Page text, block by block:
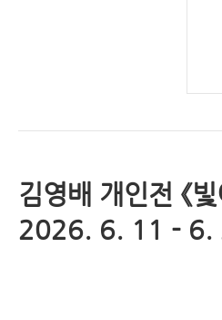
김영배 개인전 《
2026. 6. 11 - 6.